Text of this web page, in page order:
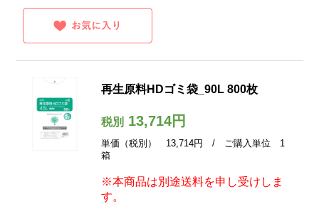
再生原料HDゴミ袋_90L 800枚
税別13,714円
単価（税別） 13,714円 / ご購入単位 1
箱
※本商品は別途送料を申し受けしま
す。